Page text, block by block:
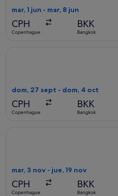
mar, 1 jun - mar, 8 jun
CPH
Copenhague
BKK
Bangkok
dom, 27 sept - dom, 4 oct
CPH
Copenhague
BKK
Bangkok
mar, 3 nov - jue, 19 nov
CPH
Copenhague
BKK
Bangkok